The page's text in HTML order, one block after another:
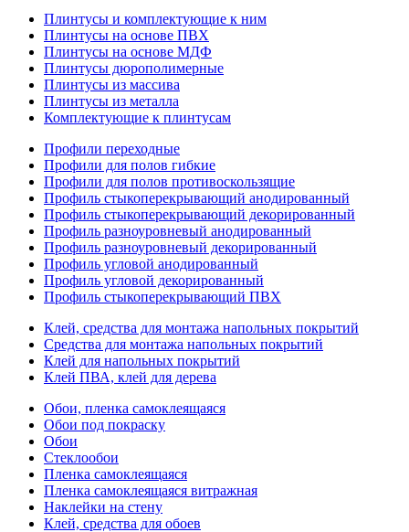
Плинтусы и комплектующие к ним
Плинтусы на основе ПВХ
Плинтусы на основе МДФ
Плинтусы дюрополимерные
Плинтусы из массива
Плинтусы из металла
Комплектующие к плинтусам
Профили переходные
Профили для полов гибкие
Профили для полов противоскользящие
Профиль стыкоперекрывающий анодированный
Профиль стыкоперекрывающий декорированный
Профиль разноуровневый анодированный
Профиль разноуровневый декорированный
Профиль угловой анодированный
Профиль угловой декорированный
Профиль стыкоперекрывающий ПВХ
Клей, средства для монтажа напольных покрытий
Средства для монтажа напольных покрытий
Клей для напольных покрытий
Клей ПВА, клей для дерева
Обои, пленка самоклеящаяся
Обои под покраску
Обои
Стеклообои
Пленка самоклеящаяся
Пленка самоклеящаяся витражная
Наклейки на стену
Клей, средства для обоев